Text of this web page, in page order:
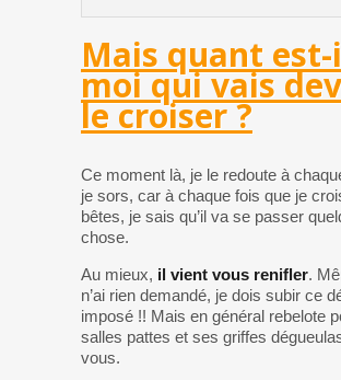
Mais quant
moi qui vais
le croiser ?
Ce moment là, je le redoute à
je sors, car à chaque fois que je
bêtes, je sais qu’il va se passer
chose.
Au mieux, il vient vous renifler.
n’ai rien demandé, je dois subir ce
imposé !! Mais en général rebelote
salles pattes et ses griffes
vous.